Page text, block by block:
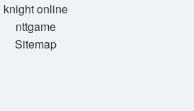
knight online
nttgame
Sitemap